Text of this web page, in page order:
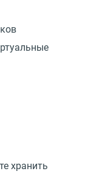
хранить